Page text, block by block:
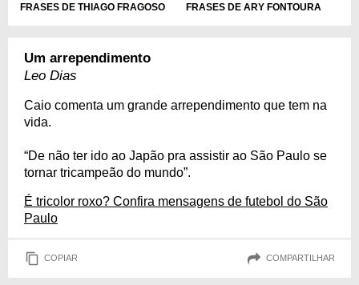
FRASES DE THIAGO FRAGOSO FRASES DE ARY FONTOURA
Um arrependimento
Leo Dias
Caio comenta um grande arrependimento que tem na
vida.
“De não ter ido ao Japão pra assistir ao São Paulo se
tornar tricampeão do mundo”.
É tricolor roxo? Confira mensagens de futebol do São
Paulo
COPIAR COMPARTILHAR